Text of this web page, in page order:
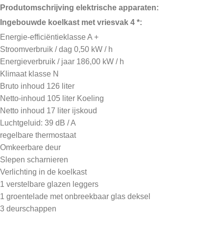
Produtomschrijving elektrische apparaten:
Ingebouwde koelkast met vriesvak 4 *:
Energie-efficiëntieklasse A +
Stroomverbruik / dag 0,50 kW / h
Energieverbruik / jaar 186,00 kW / h
Klimaat klasse N
Bruto inhoud 126 liter
Netto-inhoud 105 liter Koeling
Netto inhoud 17 liter ijskoud
Luchtgeluid: 39 dB / A
regelbare thermostaat
Omkeerbare deur
Slepen scharnieren
Verlichting in de koelkast
1 verstelbare glazen leggers
1 groentelade met onbreekbaar glas deksel
3 deurschappen